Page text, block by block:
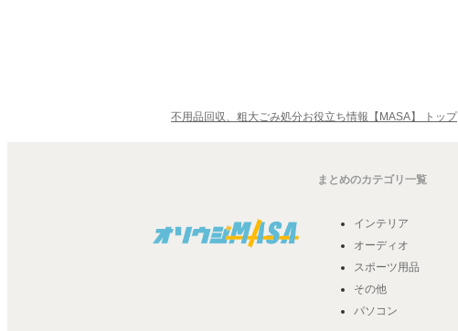
不用品回収、粗大ごみ処分お役立ち情報【MASA】 トップ
まとめのカテゴリ一覧
インテリア
オーディオ
スポーツ用品
その他
パソコン